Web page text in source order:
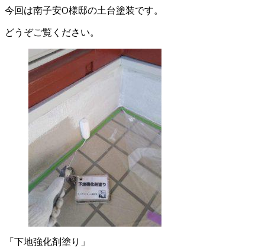
今回は南子安O様邸の土台塗装です。
どうぞご覧ください。
「下地強化剤塗り」